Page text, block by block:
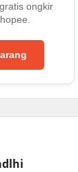
ongkir